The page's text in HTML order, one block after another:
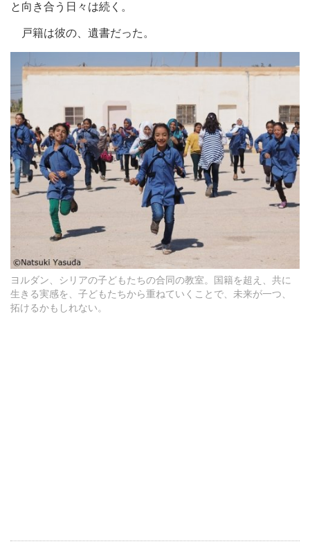
と向き合う日々は続く。
戸籍は彼の、遺書だった。
ヨルダン、シリアの子どもたちの合同の教室。国籍を超え、共に
生きる実感を、子どもたちから重ねていくことで、未来が一つ、
拓けるかもしれない。